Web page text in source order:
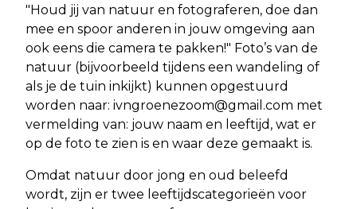
"Houd jij van natuur en fotograferen, doe dan
mee en spoor anderen in jouw omgeving aan
ook eens die camera te pakken!" Foto’s van de
natuur (bijvoorbeeld tijdens een wandeling of
als je de tuin inkijkt) kunnen opgestuurd
worden naar: ivngroenezoom@gmail.com met
vermelding van: jouw naam en leeftijd, wat er
op de foto te zien is en waar deze gemaakt is.
Omdat natuur door jong en oud beleefd
wordt, zijn er twee leeftijdscategorieën voor